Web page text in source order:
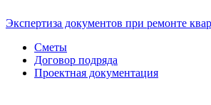
Экспертиза документов при ремонте
Сметы
Договор подряда
Проектная документация